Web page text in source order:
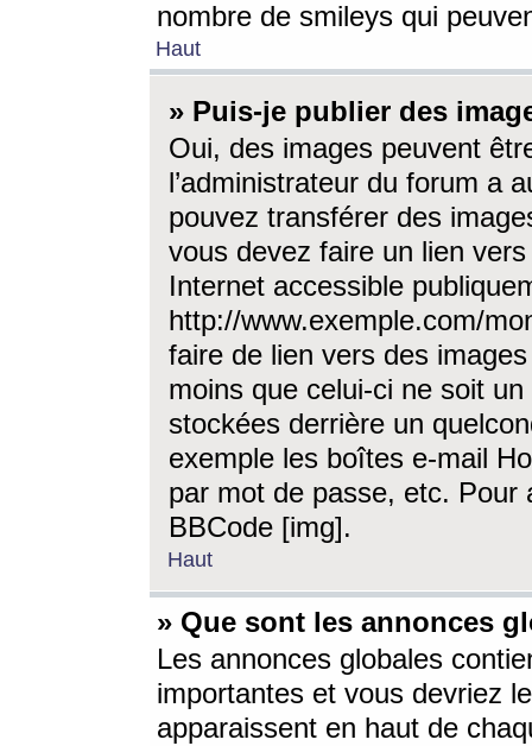
nombre de smileys qui
Haut
» Puis-je publier des
Oui, des images peuvent
l’administrateur du forum a
pouvez transférer des
vous devez faire un lien
Internet accessible
http://www.exemple.com/
faire de lien vers des
moins que celui-ci ne soit
stockées derrière un
exemple les boîtes e-mail
par mot de passe, etc. Pour
BBCode [img].
Haut
» Que sont les annonces
Les annonces globales
importantes et vous devriez
apparaissent en haut de